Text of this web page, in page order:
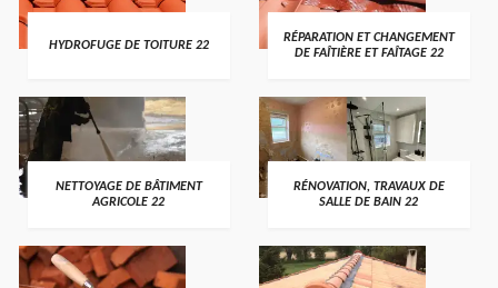
HYDROFUGE DE TOITURE 22
RÉPARATION ET CHANGEMENT
DE FAÎTIÈRE ET FAÎTAGE 22
NETTOYAGE DE BÂTIMENT
AGRICOLE 22
RÉNOVATION, TRAVAUX DE
SALLE DE BAIN 22